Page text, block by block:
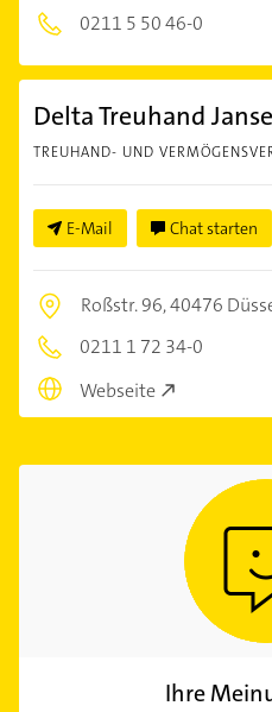
0211 5 50 46-0
Delta Treuhand
TREUHAND- UND
E-Mail Chat starten
Roßstr. 96,40476
0211 1 72 34-0
Webseite
Ihre